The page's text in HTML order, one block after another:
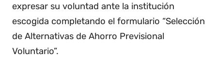
expresar su voluntad ante la institución
escogida completando el formulario “Selección
de Alternativas de Ahorro Previsional
Voluntario”.